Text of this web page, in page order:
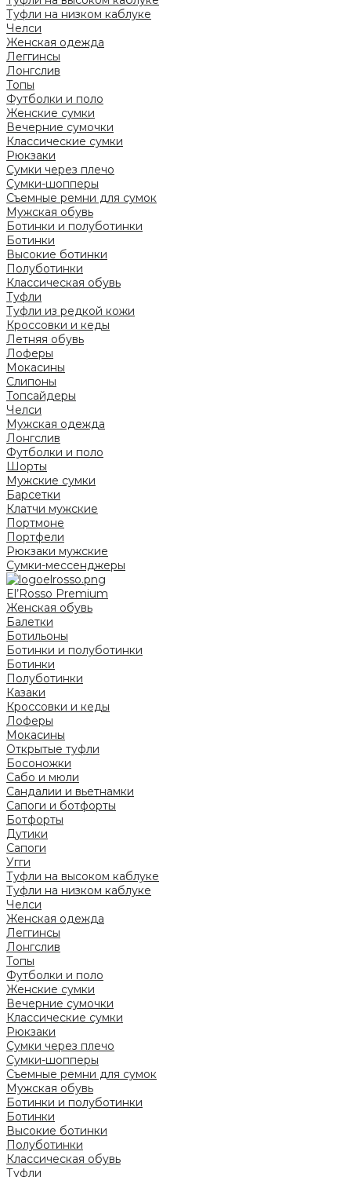
Туфли на низком каблуке
Челси
Женская одежда
Леггинсы
Лонгслив
Топы
Футболки и поло
Женские сумки
Вечерние сумочки
Классические сумки
Рюкзаки
Сумки через плечо
Сумки-шопперы
Съемные ремни для сумок
Мужская обувь
Ботинки и полуботинки
Ботинки
Высокие ботинки
Полуботинки
Классическая обувь
Туфли
Туфли из редкой кожи
Кроссовки и кеды
Летняя обувь
Лоферы
Мокасины
Слипоны
Топсайдеры
Челси
Мужская одежда
Лонгслив
Футболки и поло
Шорты
Мужские сумки
Барсетки
Клатчи мужские
Портмоне
Портфели
Рюкзаки мужские
Сумки-мессенджеры
El’Rosso Premium
Женская обувь
Балетки
Ботильоны
Ботинки и полуботинки
Ботинки
Полуботинки
Казаки
Кроссовки и кеды
Лоферы
Мокасины
Открытые туфли
Босоножки
Сабо и мюли
Сандалии и вьетнамки
Сапоги и ботфорты
Ботфорты
Дутики
Сапоги
Угги
Туфли на высоком каблуке
Туфли на низком каблуке
Челси
Женская одежда
Леггинсы
Лонгслив
Топы
Футболки и поло
Женские сумки
Вечерние сумочки
Классические сумки
Рюкзаки
Сумки через плечо
Сумки-шопперы
Съемные ремни для сумок
Мужская обувь
Ботинки и полуботинки
Ботинки
Высокие ботинки
Полуботинки
Классическая обувь
Туфли